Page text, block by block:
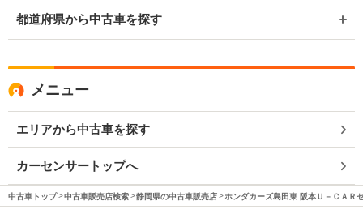
都道府県から中古車を探す
メニュー
エリアから中古車を探す
カーセンサートップへ
中古車トップ 中古車販売店検索 静岡県の中古車販売店 ホンダカーズ島田東 阪本Ｕ－ＣＡＲ